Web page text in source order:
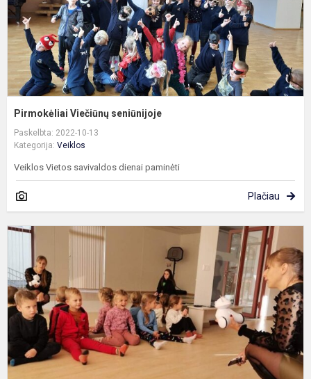
Pirmokėliai Viečiūnų seniūnijoje
Paskelbta: 2022-10-13
Kategorija: Veiklos
Veiklos Vietos savivaldos dienai paminėti
Plačiau